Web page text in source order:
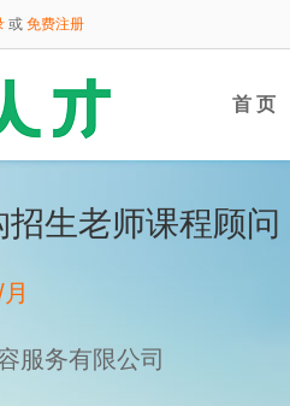
或 免费注册
首 页
云端职
招生老师课程顾问
服务有限公司